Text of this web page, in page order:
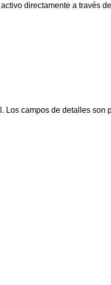
directamente a través
campos de detalles